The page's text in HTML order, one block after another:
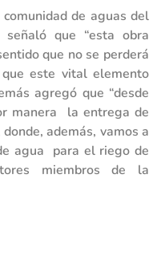
de aguas del
que “esta obra
que no se perderá
este vital elemento
agregó que “desde
manera la entrega de
además, vamos a
agua para el riego de
miembros de la